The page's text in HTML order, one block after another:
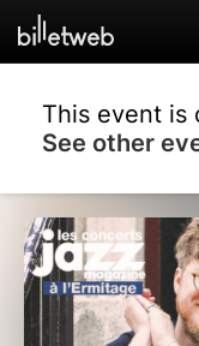
This event is
See other